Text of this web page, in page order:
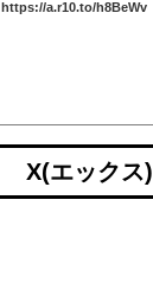
https://a.r10.to/h8BeWv
X(エックス)